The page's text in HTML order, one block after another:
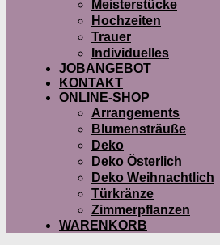
Meisterstücke
Hochzeiten
Trauer
Individuelles
JOBANGEBOT
KONTAKT
ONLINE-SHOP
Arrangements
Blumensträuße
Deko
Deko Österlich
Deko Weihnachtlich
Türkränze
Zimmerpflanzen
WARENKORB